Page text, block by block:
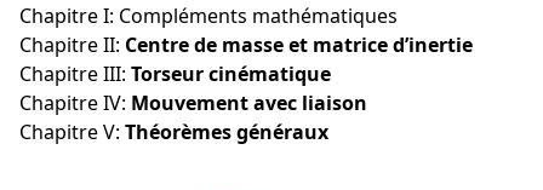
Chapitre I: Compléments mathématiques
Chapitre II: Centre de masse et matrice d’inertie
Chapitre III: Torseur cinématique
Chapitre IV: Mouvement avec liaison
Chapitre V: Théorèmes généraux